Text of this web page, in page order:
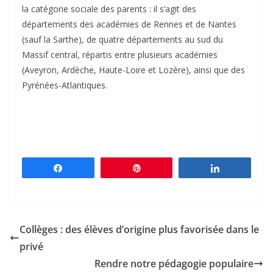
la catégorie sociale des parents : il s’agit des
départements des académies de Rennes et de Nantes
(sauf la Sarthe), de quatre départements au sud du
Massif central, répartis entre plusieurs académies
(Aveyron, Ardèche, Haute-Loire et Lozère), ainsi que des
Pyrénées-Atlantiques.
Collèges : des élèves d’origine plus favorisée dans le
privé
Rendre notre pédagogie populaire